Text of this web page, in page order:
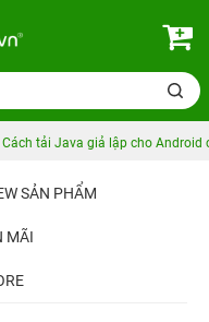
Cách tải Java giả lập cho Android
SẢN PHẨM
MÃI